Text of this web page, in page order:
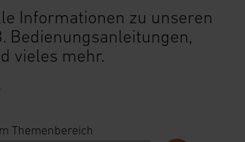
Informationen zu unseren
Bedienungsanleitungen,
vieles mehr.
Themenbereich